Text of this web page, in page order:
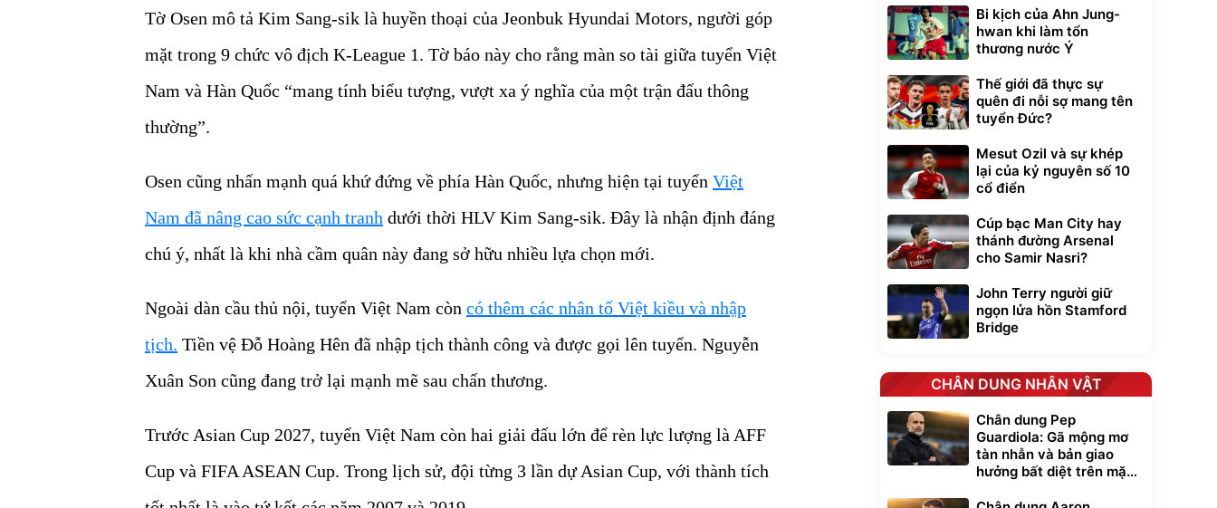
Tờ Osen mô tả Kim Sang-sik là huyền thoại của Jeonbuk Hyundai Motors, người góp
mặt trong 9 chức vô địch K-League 1. Tờ báo này cho rằng màn so tài giữa tuyển Việt
Nam và Hàn Quốc “mang tính biểu tượng, vượt xa ý nghĩa của một trận đấu thông
thường”.
Osen cũng nhấn mạnh quá khứ đứng về phía Hàn Quốc, nhưng hiện tại tuyển Việt
Nam đã nâng cao sức cạnh tranh dưới thời HLV Kim Sang-sik. Đây là nhận định đáng
chú ý, nhất là khi nhà cầm quân này đang sở hữu nhiều lựa chọn mới.
Ngoài dàn cầu thủ nội, tuyển Việt Nam còn có thêm các nhân tố Việt kiều và nhập
tịch. Tiền vệ Đỗ Hoàng Hên đã nhập tịch thành công và được gọi lên tuyển. Nguyễn
Xuân Son cũng đang trở lại mạnh mẽ sau chấn thương.
Trước Asian Cup 2027, tuyển Việt Nam còn hai giải đấu lớn để rèn lực lượng là AFF
Cup và FIFA ASEAN Cup. Trong lịch sử, đội từng 3 lần dự Asian Cup, với thành tích
Bi kịch của Ahn Jung-
hwan khi làm tổn
thương nước Ý
Thế giới đã thực sự
quên đi nỗi sợ mang tên
tuyển Đức?
Mesut Ozil và sự khép
lại của kỷ nguyên số 10
cổ điển
Cúp bạc Man City hay
thánh đường Arsenal
cho Samir Nasri?
John Terry người giữ
ngọn lửa hồn Stamford
Bridge
CHÂN DUNG NHÂN VẬT
Chân dung Pep
Guardiola: Gã mộng mơ
tàn nhẫn và bản giao
hưởng bất diệt trên mặt